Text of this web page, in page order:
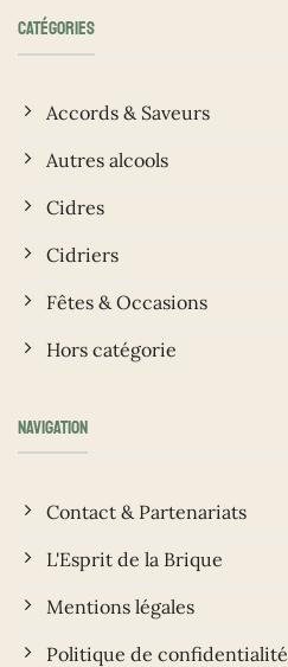
CATÉGORIES
Accords & Saveurs
Autres alcools
Cidres
Cidriers
Fêtes & Occasions
Hors catégorie
NAVIGATION
Contact & Partenariats
L'Esprit de la Brique
Mentions légales
Politique de confidentialité